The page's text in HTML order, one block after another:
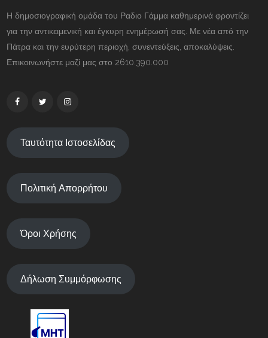
Η δημοσιογραφική ομάδα του Ραδιο Γάμμα καθημερινά φροντίζει
για την αντικειμενική και έγκυρη ενημέρωσή σας. Με νέα από την
Πάτρα και την ευρύτερη περιοχή, συνεντεύξεις, αποκαλύψεις.
Επικοινωνήστε μαζί μας στο 2610.390.000
Ταυτότητα Ιστοσελίδας
Πολιτική Απορρήτου
Όροι Χρήσης
Δήλωση Συμμόρφωσης